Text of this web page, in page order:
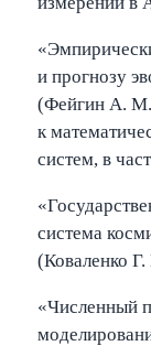
и прогнозу
(Фейгин А.
к
систем, в
система
(Коваленко
«Численный